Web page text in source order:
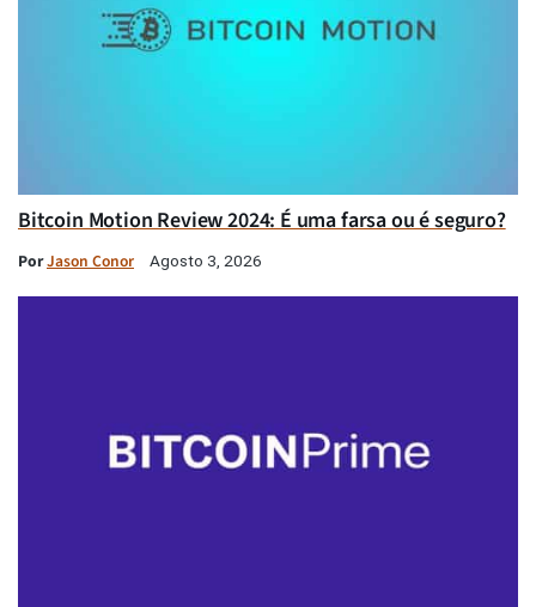
Bitcoin Motion Review 2024: É uma farsa ou é seguro?
PorJason Conor Agosto 3, 2026